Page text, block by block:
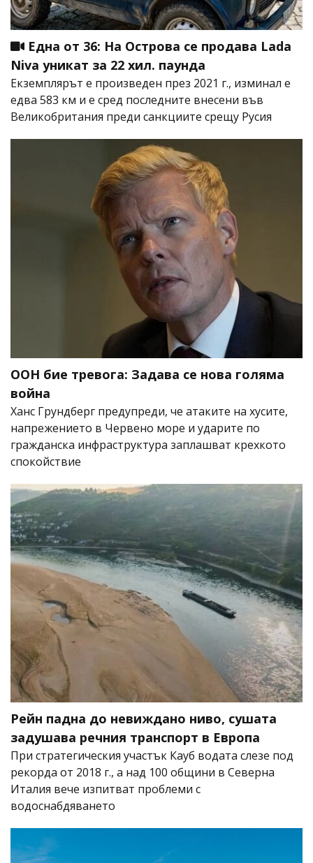
Една от 36: На Острова се продава Lada
Niva уникат за 22 хил. паунда
Екземплярът е произведен през 2021 г., изминал е
едва 583 км и е сред последните внесени във
Великобритания преди санкциите срещу Русия
ООН бие тревога: Задава се нова голяма
война
Ханс Грундберг предупреди, че атаките на хусите,
напрежението в Червено море и ударите по
гражданска инфраструктура заплашват крехкото
спокойствие
Рейн падна до невиждано ниво, сушата
задушава речния транспорт в Европа
При стратегическия участък Кауб водата слезе под
рекорда от 2018 г., а над 100 общини в Северна
Италия вече изпитват проблеми с
водоснабдяването